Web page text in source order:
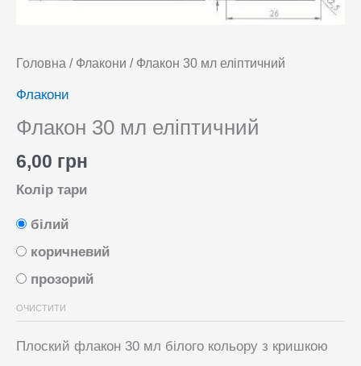
Головна / Флакони / Флакон 30 мл еліптичний
Флакони
Флакон 30 мл еліптичний
6,00 грн
Колір тари
білий
коричневий
прозорий
ОЧИСТИТИ
Плоский флакон 30 мл білого кольору з кришкою